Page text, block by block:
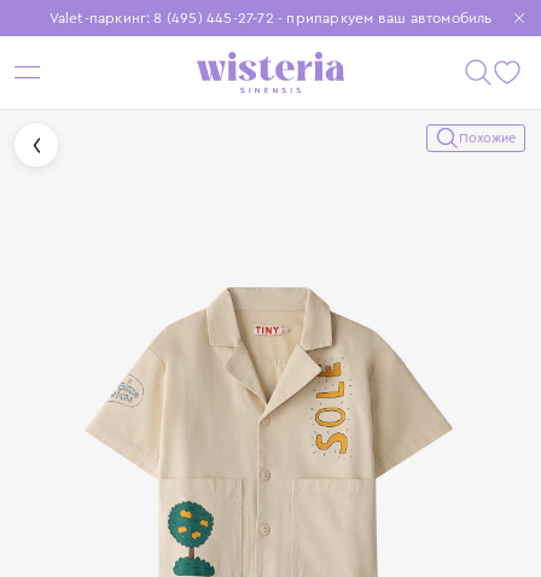
Valet-паркинг: 8 (495) 445-27-72 - припаркуем ваш автомобиль
Бесплатная доставка при заказе от 15 000 ₽
Установите приложение, чтобы покупки были еще удобнее
Похожие